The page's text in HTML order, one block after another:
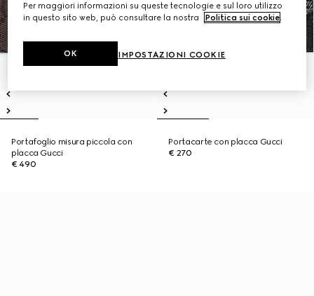
Portafoglio misura piccola con
placca Gucci
€ 490
Portacarte con placca Gucci
€ 270
Per maggiori informazioni su queste tecnologie e sul loro utilizzo
in questo sito web, può consultare la nostra
Politica sui cookie.
IMPOSTAZIONI COOKIE
OK